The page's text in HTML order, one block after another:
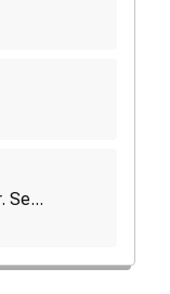
Se...